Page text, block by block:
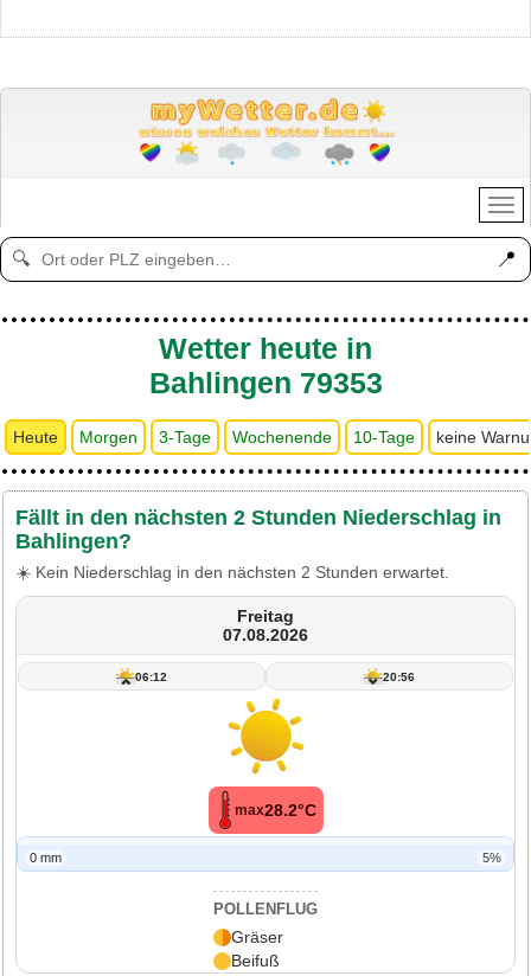
🔍 📍
Wetter heute in
Bahlingen 79353
Heute Morgen 3-Tage Wochenende 10-Tage keine
Fällt in den nächsten 2 Stunden Niederschlag in
Bahlingen?
☀️ Kein Niederschlag in den nächsten 2 Stunden erwartet.
Freitag
07.08.2026
06:12 20:56
max28.2°C
0 mm 5%
POLLENFLUG
Gräser
Beifuß